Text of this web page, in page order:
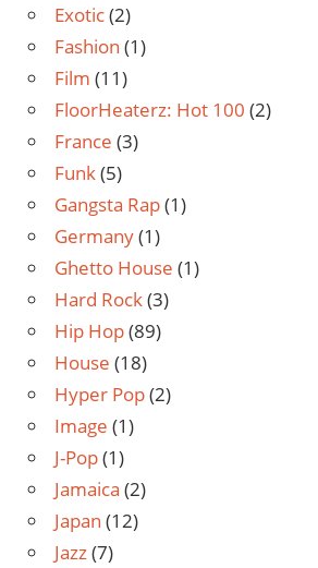
Exotic(2)
Fashion (1)
Film (11)
FloorHeaterz: Hot 100 (2)
France (3)
Funk(5)
Gangsta Rap(1)
Germany(1)
Ghetto House (1)
Hard Rock(3)
Hip Hop(89)
House (18)
Hyper Pop(2)
Image (1)
J-Pop(1)
Jamaica (2)
Japan (12)
Jazz(7)